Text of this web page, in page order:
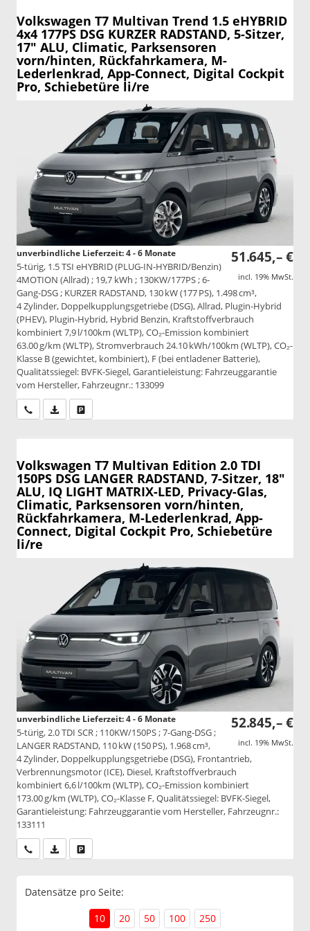
Volkswagen T7 Multivan Trend 1.5 eHYBRID
4x4 177PS DSG KURZER RADSTAND, 5-Sitzer,
17" ALU, Climatic, Parksensoren
vorn/hinten, Rückfahrkamera, M-
Lederlenkrad, App-Connect, Digital Cockpit
Pro, Schiebetüre li/re
51.645,– €
incl. 19% MwSt.
unverbindliche Lieferzeit: 4 - 6 Monate
5-türig, 1.5 TSI eHYBRID (PLUG-IN-HYBRID/Benzin)
4MOTION (Allrad) ; 19,7 kWh ; 130KW/177PS ; 6-
Gang-DSG ; KURZER RADSTAND, 130 kW (177 PS), 1.498 cm³,
4 Zylinder, Doppelkupplungsgetriebe (DSG), Allrad, Plugin-Hybrid
(PHEV), Plugin-Hybrid, Hybrid Benzin, Kraftstoffverbrauch
kombiniert 7,9 l/100km (WLTP), CO₂-Emission kombiniert
63.00 g/km (WLTP), Stromverbrauch 24.10 kWh/100km (WLTP), CO₂-
Klasse B (gewichtet, kombiniert), F (bei entladener Batterie),
Qualitätssiegel: BVFK-Siegel, Garantieleistung: Fahrzeuggarantie
vom Hersteller, Fahrzeugnr.: 133099
Wir rufen Sie anPDF-Datei, Fahrzeugexposé drucken
Volkswagen T7 Multivan Edition 2.0 TDI
150PS DSG LANGER RADSTAND, 7-Sitzer, 18"
ALU, IQ LIGHT MATRIX-LED, Privacy-Glas,
Climatic, Parksensoren vorn/hinten,
Rückfahrkamera, M-Lederlenkrad, App-
Connect, Digital Cockpit Pro, Schiebetüre
li/re
52.845,– €
incl. 19% MwSt.
unverbindliche Lieferzeit: 4 - 6 Monate
5-türig, 2.0 TDI SCR ; 110KW/150PS ; 7-Gang-DSG ;
LANGER RADSTAND, 110 kW (150 PS), 1.968 cm³,
4 Zylinder, Doppelkupplungsgetriebe (DSG), Frontantrieb,
Verbrennungsmotor (ICE), Diesel, Kraftstoffverbrauch
kombiniert 6,6 l/100km (WLTP), CO₂-Emission kombiniert
173.00 g/km (WLTP), CO₂-Klasse F, Qualitätssiegel: BVFK-Siegel,
Garantieleistung: Fahrzeuggarantie vom Hersteller, Fahrzeugnr.:
133111
Wir rufen Sie anPDF-Datei, Fahrzeugexposé drucken
Datensätze pro Seite:
10
20 50 100 250